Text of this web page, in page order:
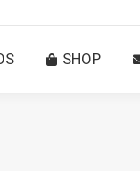
SHOP
SHOP